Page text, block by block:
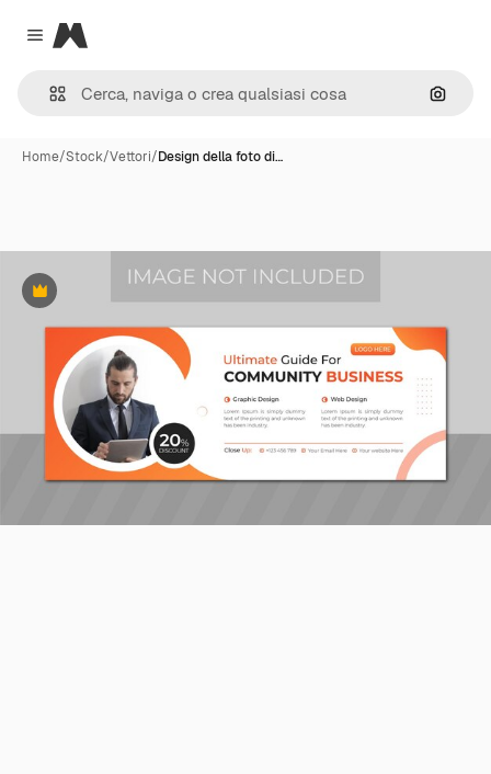
Close menu
Magnific
Cerca
Home/Stock/Vettori/Design della foto di…
Premium